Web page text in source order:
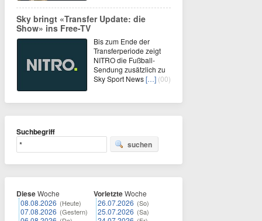
Sky bringt «Transfer Update: die
Show» ins Free-TV
Bis zum Ende der
Transferperiode zeigt
NITRO die Fußball-
Sendung zusätzlich zu
Sky Sport News[…] (00)
Suchbegriff
suchen
DieseWoche
08.08.2026 (Heute)
07.08.2026 (Gestern)
VorletzteWoche
26.07.2026 (So)
25.07.2026 (Sa)